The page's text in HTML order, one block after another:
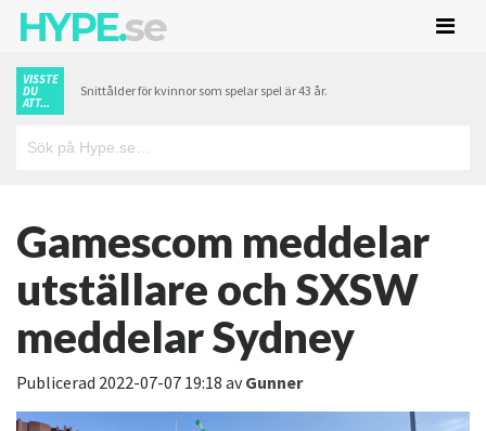
HYPE.se
VISSTE
DU
ATT...
Snittålder för kvinnor som spelar spel är 43 år.
Gamescom meddelar
utställare och SXSW
meddelar Sydney
Publicerad 2022-07-07 19:18 avGunner